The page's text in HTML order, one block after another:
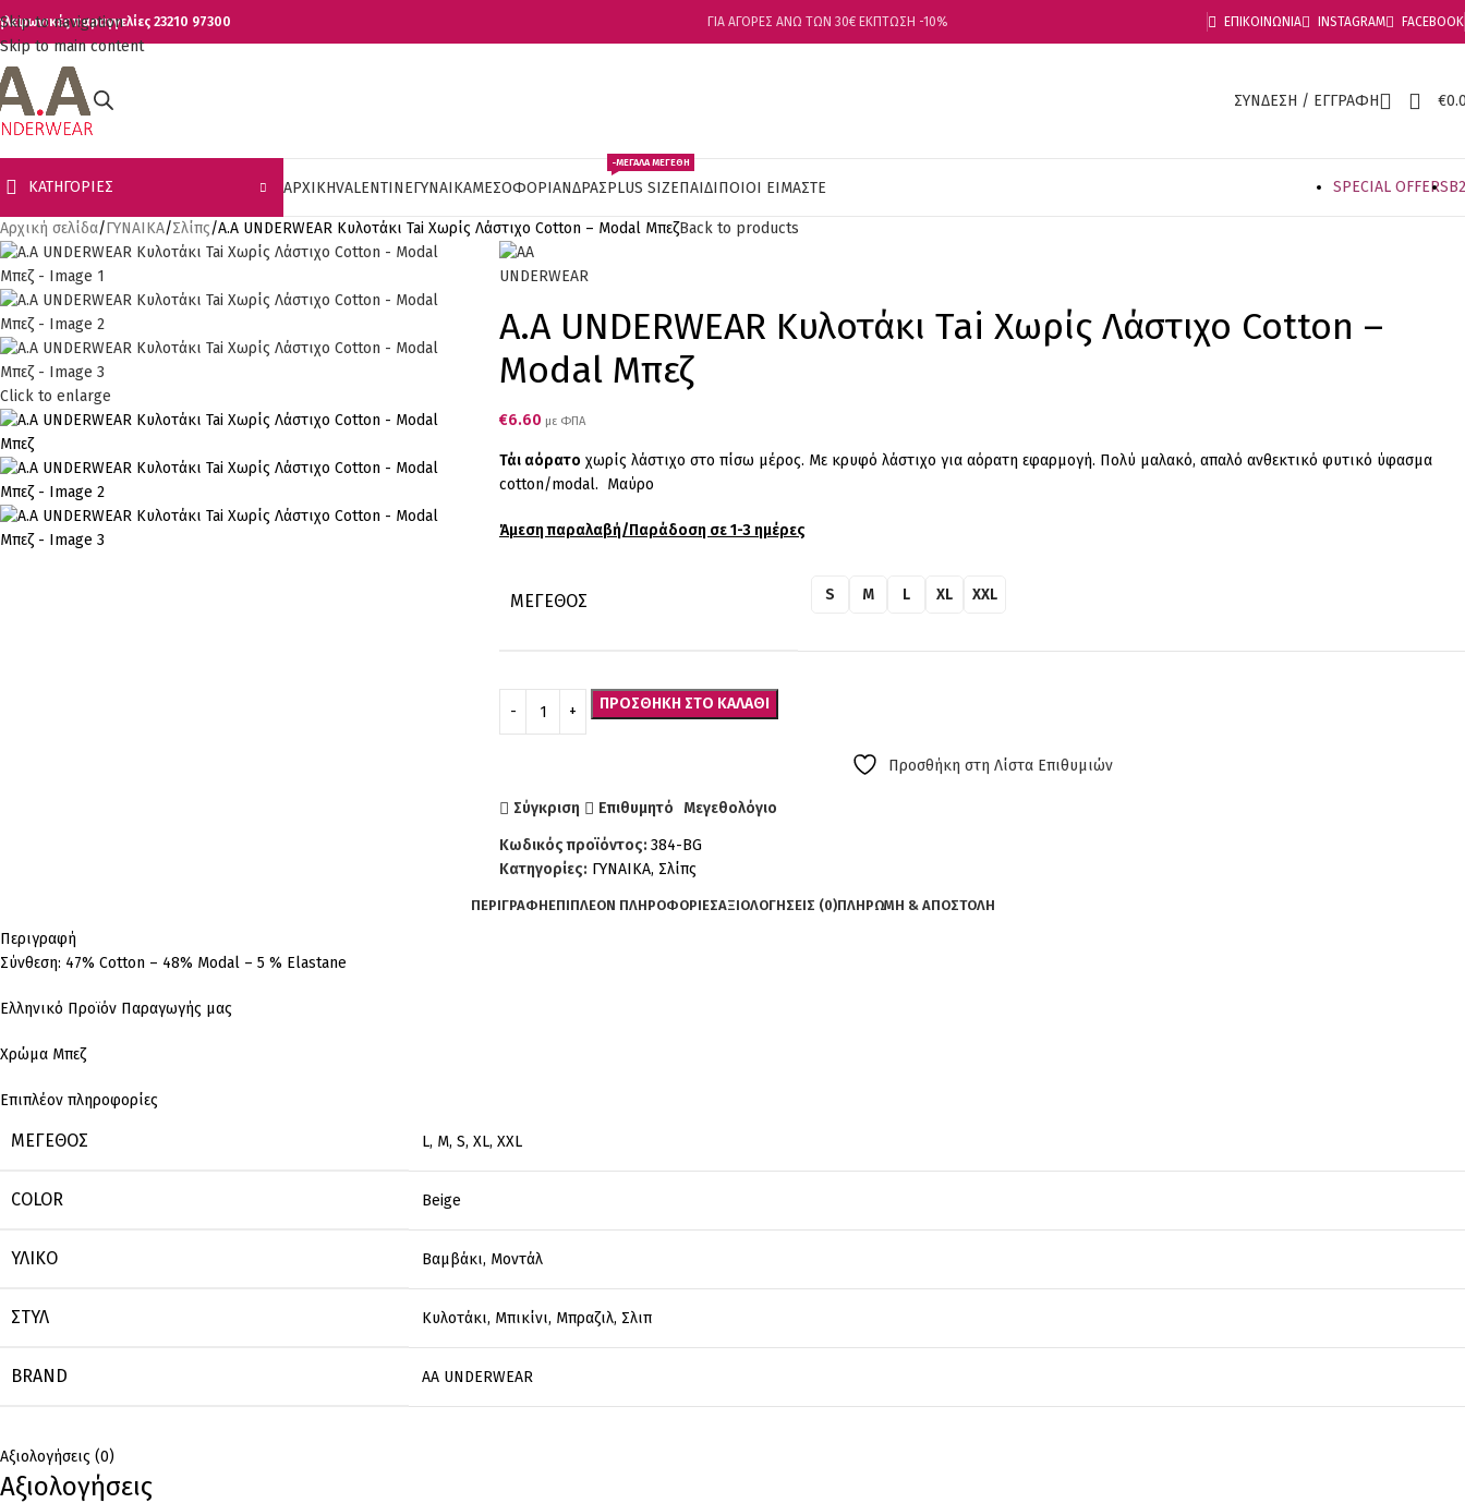
Skip to navigation
Skip to main content
παραγγελίες 23210 97300 ΓΙΑ ΑΓΟΡΕΣ ΑΝΩ ΤΩΝ 30€ ΕΚΠΤΩΣΗ -10% ΕΠΙΚΟΙΝΩΝΙΑ INSTAGRAM FACEBOOK
ΣΥΝΔΕΣΗ / ΕΓΓΡΑΦΗ €
ΚΑΤΗΓΟΡΊΕΣ ΑΡΧΙΚΗVALENTINEΓΥΝΑΙΚΑΜΕΣΟΦΟΡΙΑΝΔΡΑΣPLUS SIZE
-ΜΕΓΑΛΑ ΜΕΓΕΘΗ
ΠΑΙΔΙΠΟΙΟΙ ΕΙΜΑΣΤΕ SPECIAL OFFERS
Αρχική σελίδα ΓΥΝΑΙΚΑ Σλίπς A.A UNDERWEAR Κυλοτάκι Tai Χωρίς Λάστιχο Cotton – Modal ΜπεζBack to products
Click to enlarge
A.A UNDERWEAR Κυλοτάκι Tai Χωρίς Λάστιχο Cotton –
Modal Μπεζ
€6.60 με ΦΠΑ
Τάι αόρατο χωρίς λάστιχο στο πίσω μέρος. Με κρυφό λάστιχο για αόρατη εφαρμογή. Πολύ μαλακό, απαλό ανθεκτικό φυτικό ύφασμα
cotton/modal. Μαύρο
Άμεση παραλαβή/Παράδοση σε 1-3 ημέρες
ΜΈΓΕΘΟΣ S M L XL XXL
ΠΡΟΣΘΉΚΗ ΣΤΟ ΚΑΛΆΘΙ
Προσθήκη στη Λίστα Επιθυμιών
Σύγκριση Επιθυμητό
Μεγεθολόγιο
Κωδικός προϊόντος: 384-BG
Κατηγορίες: ΓΥΝΑΙΚΑ, Σλίπς
ΠΕΡΙΓΡΑΦΉΕΠΙΠΛΈΟΝ ΠΛΗΡΟΦΟΡΊΕΣΑΞΙΟΛΟΓΉΣΕΙΣ (0)ΠΛΗΡΩΜΗ & ΑΠΟΣΤΟΛΗ
Περιγραφή
Σύνθεση: 47% Cotton – 48% Modal – 5 % Elastane
Ελληνικό Προϊόν Παραγωγής μας
Χρώμα Μπεζ
Επιπλέον πληροφορίες
ΜΈΓΕΘΟΣ L, M, S, XL, XXL
COLOR Beige
ΥΛΙΚΌ Βαμβάκι, Μοντάλ
ΣΤΥΛ Κυλοτάκι, Μπικίνι, Μπραζιλ, Σλιπ
BRAND AA UNDERWEAR
Αξιολογήσεις (0)
Αξιολογήσεις